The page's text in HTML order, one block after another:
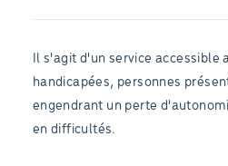
Il s'agit d'un service accessible
handicapées, personnes
engendrant un perte
en difficultés.